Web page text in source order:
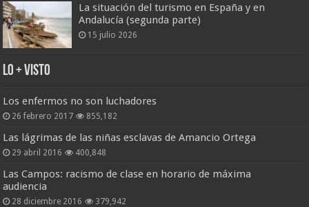
La situación del turismo en España y en
Andalucía (segunda parte)
15 julio 2026
Lo + Visto
Los enfermos no son luchadores
26 febrero 2017 855,182
Las lágrimas de las niñas esclavas de Amancio Ortega
29 abril 2016 400,848
Las Campos: racismo de clase en horario de máxima
audiencia
28 diciembre 2016 379,942